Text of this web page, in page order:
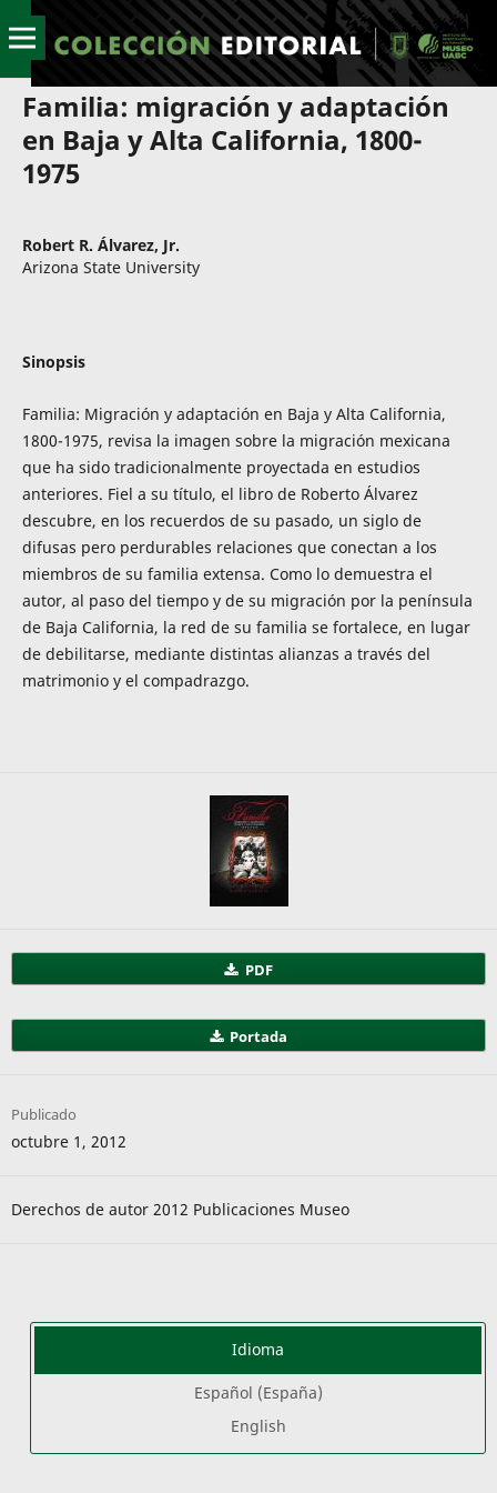
Familia: migración y adaptación
en Baja y Alta California, 1800-
1975
Robert R. Álvarez, Jr.
Arizona State University
Sinopsis
Familia: Migración y adaptación en Baja y Alta California,
1800-1975, revisa la imagen sobre la migración mexicana
que ha sido tradicionalmente proyectada en estudios
anteriores. Fiel a su título, el libro de Roberto Álvarez
descubre, en los recuerdos de su pasado, un siglo de
difusas pero perdurables relaciones que conectan a los
miembros de su familia extensa. Como lo demuestra el
autor, al paso del tiempo y de su migración por la península
de Baja California, la red de su familia se fortalece, en lugar
de debilitarse, mediante distintas alianzas a través del
matrimonio y el compadrazgo.
PDF
Portada
Publicado
octubre 1, 2012
Derechos de autor 2012 Publicaciones Museo
Idioma
Español (España)
English